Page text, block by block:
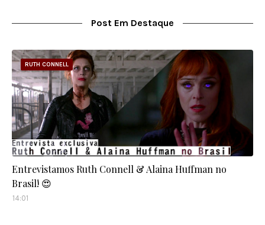
Post Em Destaque
RUTH CONNELL
Entrevistamos Ruth Connell & Alaina Huffman no
Brasil! 😍
14:01